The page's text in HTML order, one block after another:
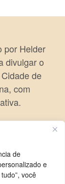
de
e
você
por Helder
divulgar o
de
com